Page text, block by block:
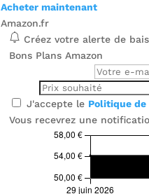
Acheter maintenant
Amazon.fr
Créez votre alerte de
Bons Plans Amazon
J'accepte le Politique
Vous recevrez une